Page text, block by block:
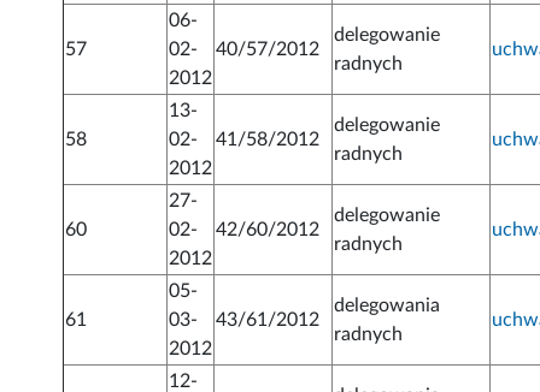
57
06-
02-
2012
40/57/2012
delegowanie
radnych
58
13-
02-
2012
41/58/2012
delegowanie
radnych
60
27-
02-
2012
42/60/2012
delegowanie
radnych
61
05-
03-
2012
43/61/2012
delegowania
radnych
12-